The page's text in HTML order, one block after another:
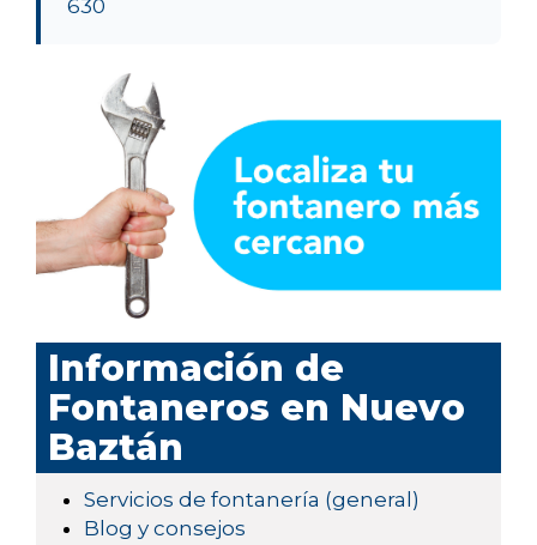
630
Información de
Fontaneros en Nuevo
Baztán
Servicios de fontanería (general)
Blog y consejos